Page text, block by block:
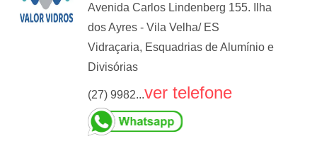
Avenida Carlos Lindenberg 155. Ilha
dos Ayres - Vila Velha/ ES
Vidraçaria, Esquadrias de Alumínio e
Divisórias
(27) 9982...ver telefone